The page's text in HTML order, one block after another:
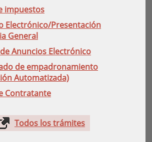
impuestos
Electrónico/Presentación
General
Anuncios Electrónico
de empadronamiento
Automatizada)
Contratante
Todos los trámites